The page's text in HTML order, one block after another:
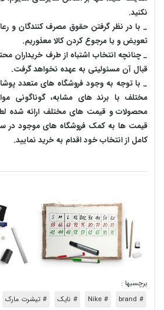
نکنید.
_ با در نظر گرفتن حقوق مصرف کنندگان و
تعویض و یا مرجوع کردن کالا معذوریم.
_ چنانچه انتخاب اشتباه از طرف خریداران
قبال آن مسئولیتی به عهده نخواهد گرفت.
_ با توجه به‌ وجود فروشگاه های متعدد‌
مختلف با برند های مشابه، گوناگونی
محصولات و قیمت های مختلف ارائه شده
قیمت ها به کمک فروشگاه های موجود در
کامل از انتخاب خود اقدام به خرید نمایید.
برچسبها :
# brand
# Nike # نایک # تیشرت مارک